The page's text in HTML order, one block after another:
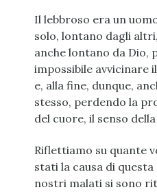
Il lebbroso era un
solo, lontano dagli
anche lontano da Dio,
impossibile avvicinare
e, alla fine, dunque,
stesso, perdendo la
del cuore, il senso
Riflettiamo su quante
stati la causa di
nostri malati si sono